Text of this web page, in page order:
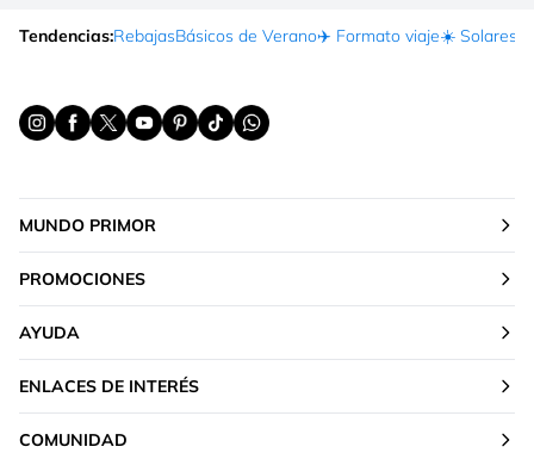
Tendencias:RebajasBásicos de Verano✈️ Formato viaje☀️ Solares
MUNDO PRIMOR
PROMOCIONES
AYUDA
ENLACES DE INTERÉS
COMUNIDAD